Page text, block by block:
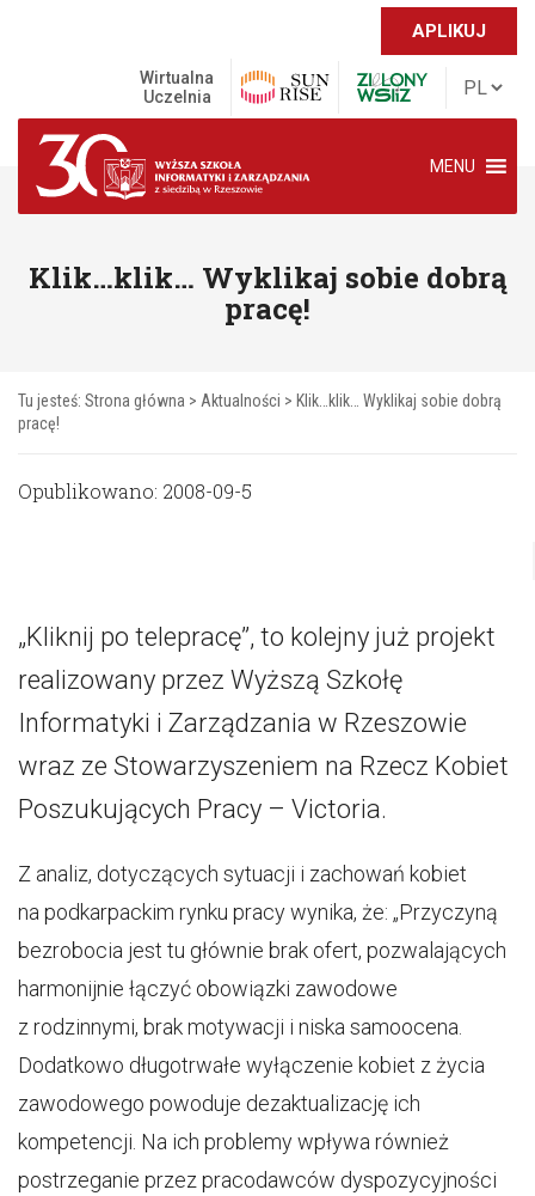
APLIKUJ
Wirtualna
Uczelnia
MENU
Klik…klik… Wyklikaj sobie dobrą
pracę!
Tu jesteś: Strona główna > Aktualności > Klik…klik… Wyklikaj sobie dobrą
pracę!
Opublikowano: 2008-09-5
„Kliknij po telepracę”, to kolejny już projekt
realizowany przez Wyższą Szkołę
Informatyki i Zarządzania w Rzeszowie
wraz ze Stowarzyszeniem na Rzecz Kobiet
Poszukujących Pracy – Victoria.
Z analiz, dotyczących sytuacji i zachowań kobiet
na podkarpackim rynku pracy wynika, że: „Przyczyną
bezrobocia jest tu głównie brak ofert, pozwalających
harmonijnie łączyć obowiązki zawodowe
z rodzinnymi, brak motywacji i niska samoocena.
Dodatkowo długotrwałe wyłączenie kobiet z życia
zawodowego powoduje dezaktualizację ich
kompetencji. Na ich problemy wpływa również
postrzeganie przez pracodawców dyspozycyjności